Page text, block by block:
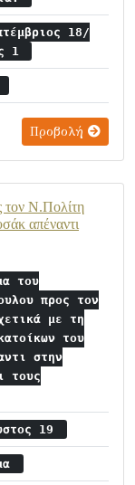
18/
1
Προβολή
τον Ν.Πολίτη
απέναντι
του
προς τον
με τη
του
στην
τους
19